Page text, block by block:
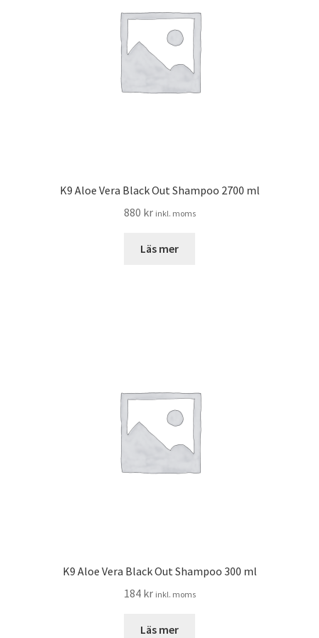
K9 Aloe Vera Black Out Shampoo 2700 ml
880 kr inkl. moms
Läs mer
K9 Aloe Vera Black Out Shampoo 300 ml
184 kr inkl. moms
Läs mer